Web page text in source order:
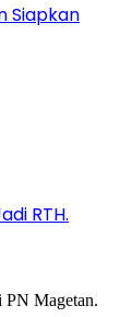
Siapkan
RTH.